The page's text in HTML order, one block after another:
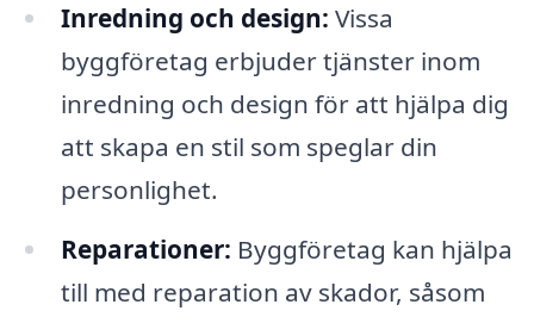
Inredning och design: Vissa
byggföretag erbjuder tjänster inom
inredning och design för att hjälpa dig
att skapa en stil som speglar din
personlighet.
Reparationer: Byggföretag kan hjälpa
till med reparation av skador, såsom